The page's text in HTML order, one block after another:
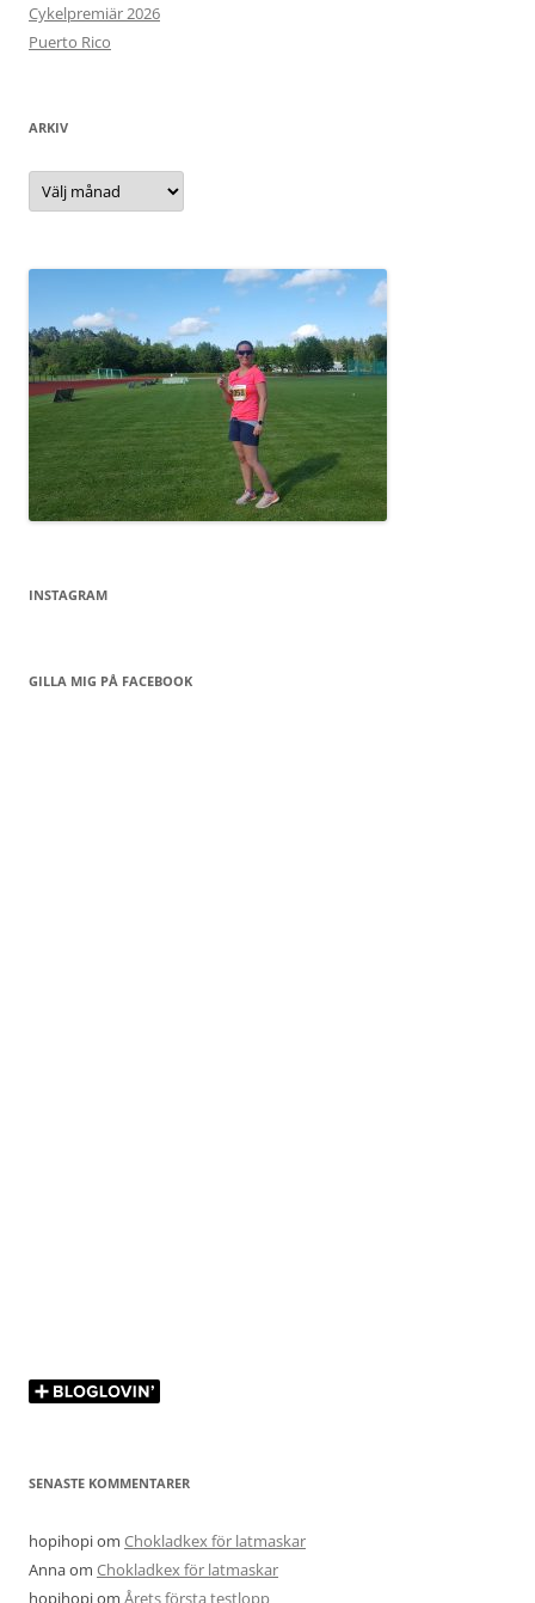
Cykelpremiär 2026
Puerto Rico
ARKIV
Arkiv
INSTAGRAM
GILLA MIG PÅ FACEBOOK
SENASTE KOMMENTARER
hopihopiom Chokladkex för latmaskar
Annaom Chokladkex för latmaskar
hopihopiom Årets första testlopp